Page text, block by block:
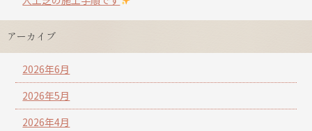
アーカイブ
2026年6月
2026年5月
2026年4月